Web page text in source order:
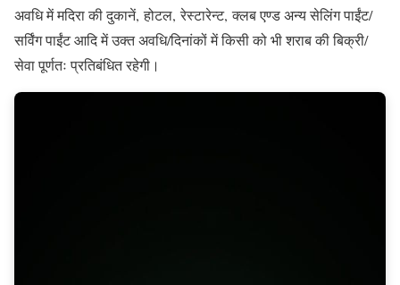
अवधि में मदिरा की दुकानें, होटल, रेस्टारेन्ट, क्लब एण्ड अन्य सेलिंग पाईंट/
सर्विंग पाईंट आदि में उक्त अवधि/दिनांकों में किसी को भी शराब की बिक्री/
सेवा पूर्णतः प्रतिबंधित रहेगी।